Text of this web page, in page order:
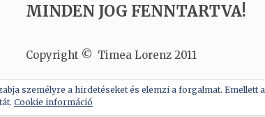
személyre a hirdetéseket és elemzi a forgalmat. Emellett
Cookie információ
MINDEN JOG FENNTARTVA!
Copyright © Timea Lorenz 2011
A tortadíszítés alapjai